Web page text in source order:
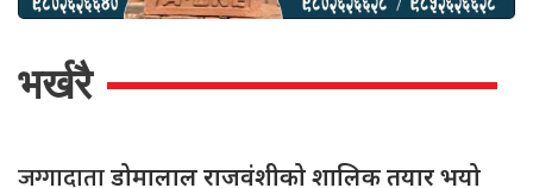
भर्खरै
जग्गादाताडोमालाल राजवंशीको शालिक तयार भयो